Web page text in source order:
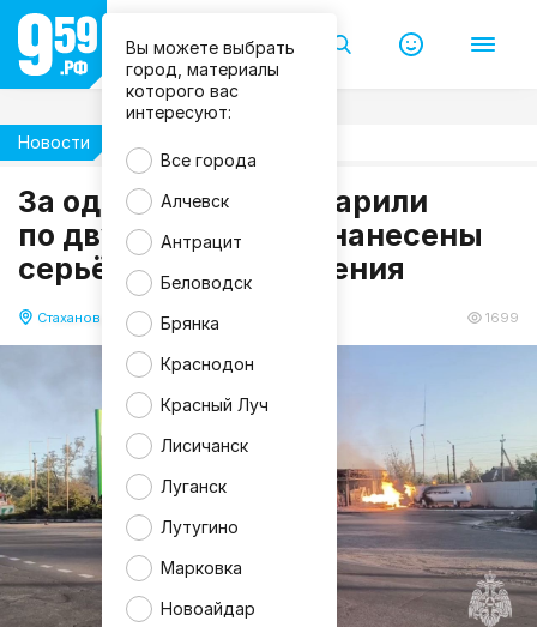
Вы можете выбрать
город, материалы
которого вас
интересуют:
Все города
Алчевск
Антрацит
Беловодск
Брянка
Краснодон
Красный Луч
Лисичанск
Луганск
Лутугино
Марковка
Новоайдар
Новости
За один день ВСУ ударили
по двум АЗС в ЛНР: нанесены
серьёзные повреждения
Стаханов 21.09.2025 20:16 1699
М
Ч
С
Л
Р